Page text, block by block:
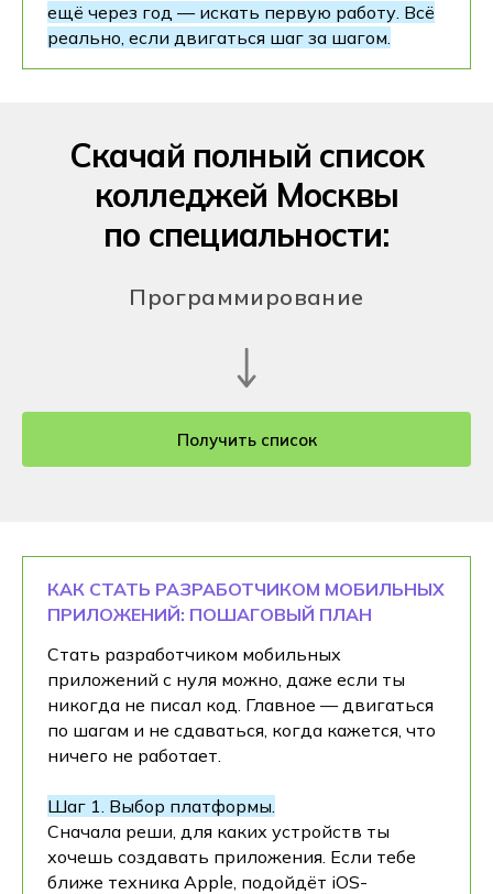
ещё через год — искать первую работу. Всё
реально, если двигаться шаг за шагом.
Скачай полный список
колледжей Москвы
по специальности:
Программирование
Получить список
КАК СТАТЬ РАЗРАБОТЧИКОМ МОБИЛЬНЫХ
ПРИЛОЖЕНИЙ: ПОШАГОВЫЙ ПЛАН
Стать разработчиком мобильных
приложений с нуля можно, даже если ты
никогда не писал код. Главное — двигаться
по шагам и не сдаваться, когда кажется, что
ничего не работает.
Шаг 1. Выбор платформы.
Сначала реши, для каких устройств ты
хочешь создавать приложения. Если тебе
ближе техника Apple, подойдёт iOS-